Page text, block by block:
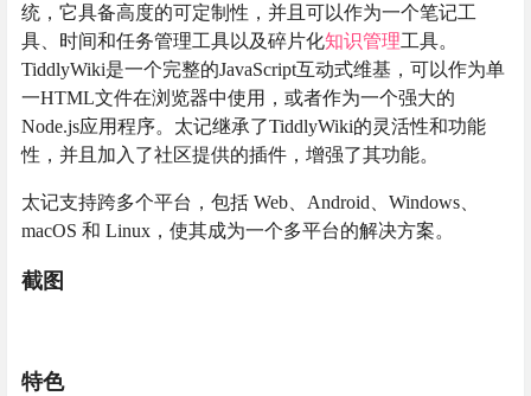
统，它具备高度的可定制性，并且可以作为一个笔记工
具、时间和任务管理工具以及碎片化知识管理工具。
TiddlyWiki是一个完整的JavaScript互动式维基，可以作为单
一HTML文件在浏览器中使用，或者作为一个强大的
Node.js应用程序。太记继承了TiddlyWiki的灵活性和功能
性，并且加入了社区提供的插件，增强了其功能。
太记支持跨多个平台，包括 Web、Android、Windows、
macOS 和 Linux，使其成为一个多平台的解决方案。
截图
特色